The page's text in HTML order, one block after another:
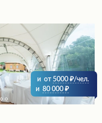
и от 5000
/чел.
и 80 000